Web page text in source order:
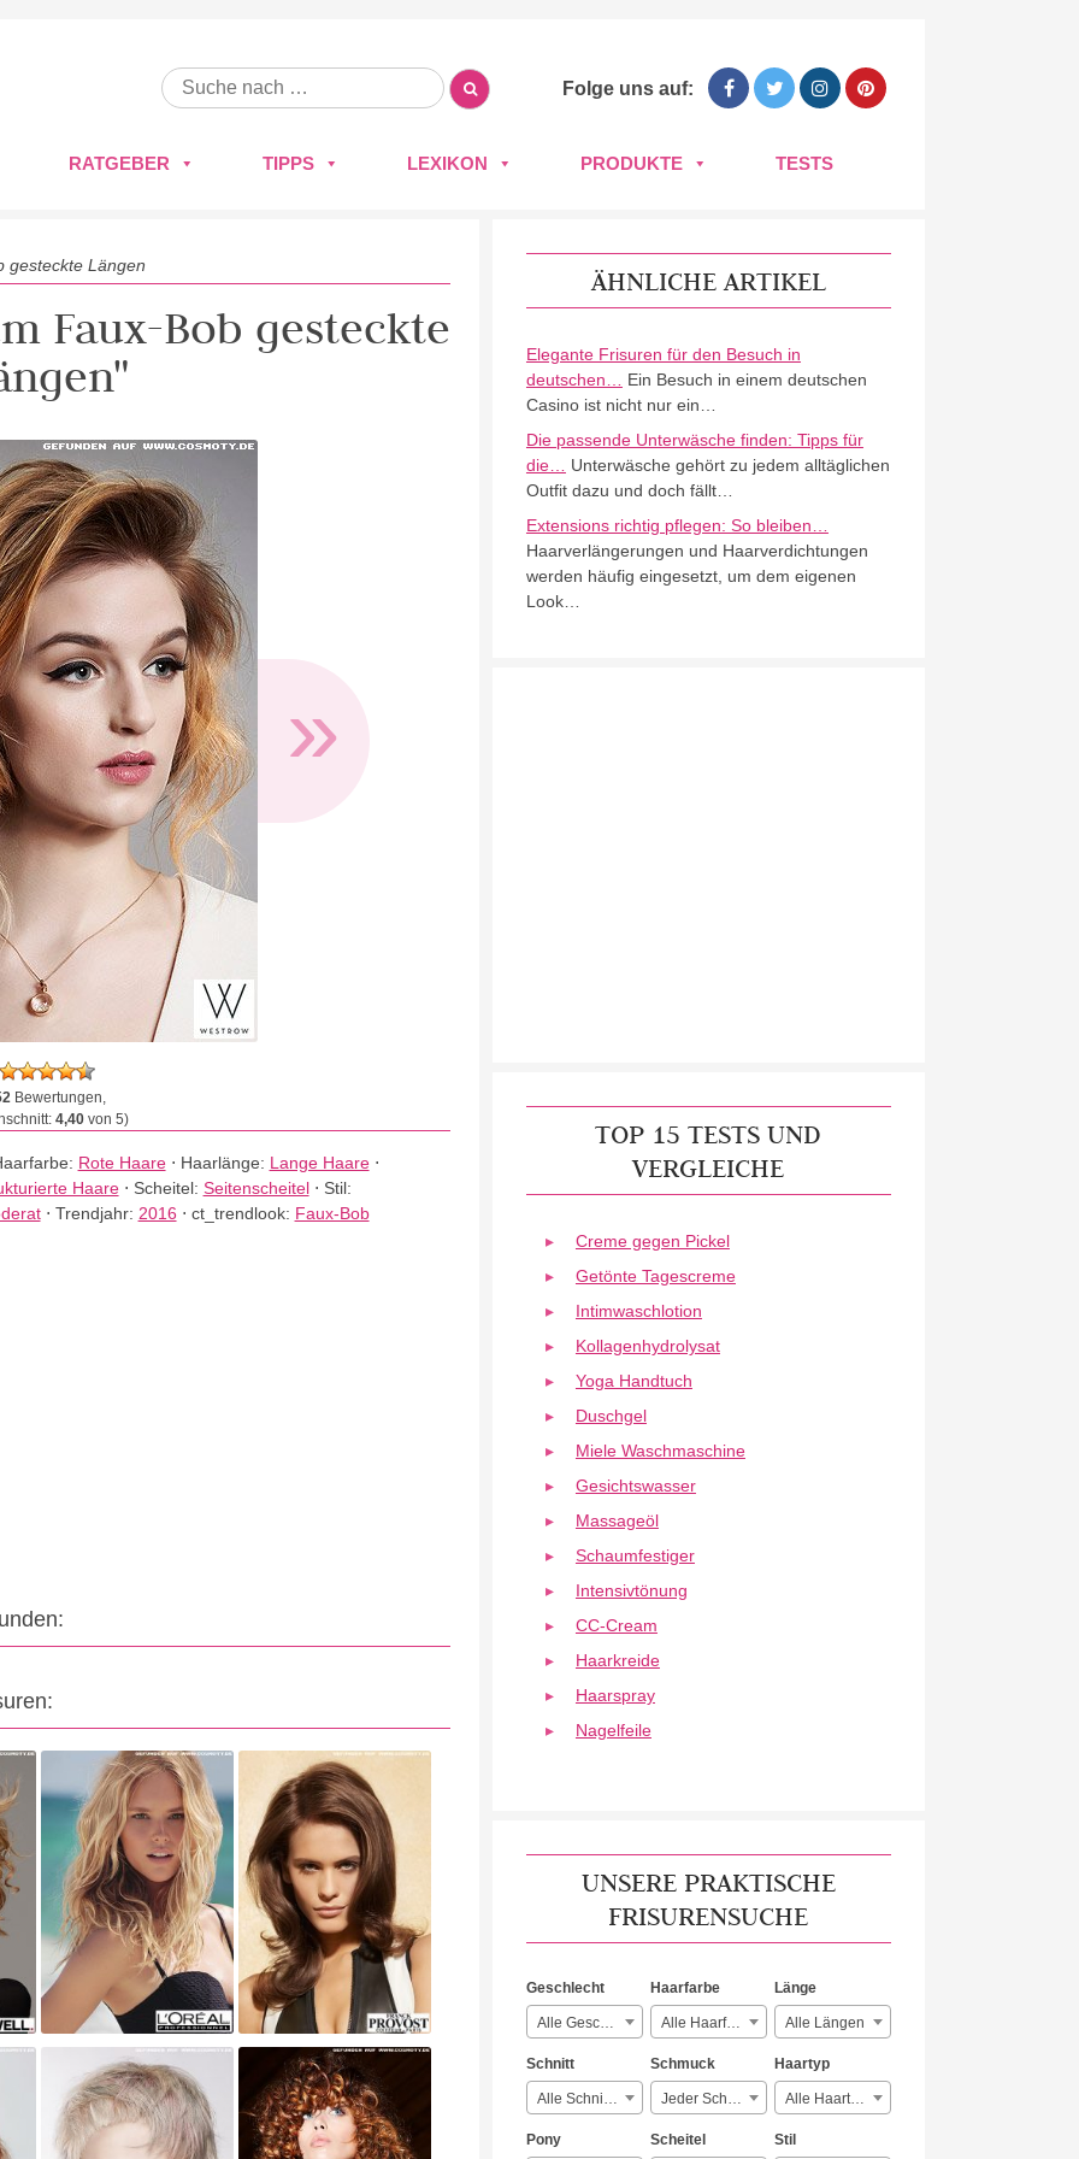
Folge uns auf:
RATGEBER TIPPS LEXIKON PRODUKTE TESTS
gesteckte Längen
Faux-Bob gesteckte
»
Bewertungen,
4,40von 5)
Rote Haare⋅ Haarlänge: Lange Haare⋅
Haare⋅ Scheitel: Seitenscheitel⋅ Stil:
⋅ Trendjahr: 2016 ⋅ ct_trendlook: Faux-Bob
ÄHNLICHE ARTIKEL
Elegante Frisuren für den Besuch in
deutschen…
Ein Besuch in einem deutschen
Casino ist nicht nur ein…
Die passende Unterwäsche finden: Tipps für
die…
Unterwäsche gehört zu jedem alltäglichen
Outfit dazu und doch fällt…
Extensions richtig pflegen: So bleiben…
Haarverlängerungen und Haarverdichtungen
werden häufig eingesetzt, um dem eigenen
Look…
TOP 15 TESTS UND
VERGLEICHE
Creme gegen Pickel
Getönte Tagescreme
Intimwaschlotion
Kollagenhydrolysat
Yoga Handtuch
Duschgel
Miele Waschmaschine
Gesichtswasser
Massageöl
Schaumfestiger
Intensivtönung
CC-Cream
Haarkreide
Haarspray
Nagelfeile
UNSERE PRAKTISCHE
FRISURENSUCHE
Geschlecht
Alle Geschlechter
Haarfarbe
Alle Haarfarben
Länge
Alle Längen
Schnitt
Alle Schnitte
Schmuck
Jeder Schmuck
Haartyp
Alle Haartypen
Pony Scheitel Stil